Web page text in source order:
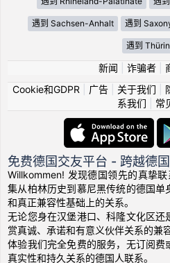
遇到 Sachsen-Anhalt 遇到
遇到
新闻 诈骗者|
Cookie和GDPR
广告| 关于我们
系我们
常
免费德国交友平台 - 跨越德
Willkommen! 发现德国领先的真挚
集从柏林历史到慕尼黑传统的德国
和真正兼容性基础上的关系。
无论您身在汉堡港口、科隆文化区
赏真诚、承诺和有意义伙伴关系的兼
体验我们完全免费的服务，无订阅费
真实性和持久关系的德国人联系。